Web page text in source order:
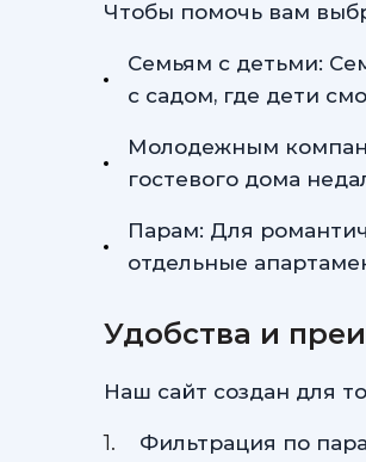
Чтобы помочь вам
Семьям с детьми:
с садом, где дети
Молодежным
гостевого дома
Парам: Для
отдельные
Удобства и
Наш сайт создан для
Фильтрация по